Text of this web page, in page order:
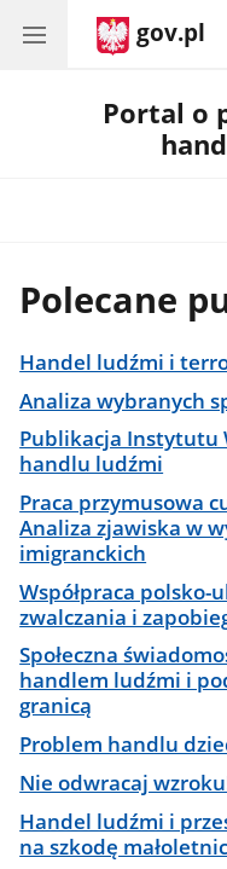
gov.pl
Portal o
Polecane
Handel ludźmi i
Analiza wybranych
Publikacja Instytutu
handlu ludźmi
Praca przymusowa
Analiza zjawiska w
imigranckich
Współpraca polsko-
zwalczania i
Społeczna
handlem ludźmi i
granicą
Problem handlu
Nie odwracaj
Handel ludźmi i
na szkodę